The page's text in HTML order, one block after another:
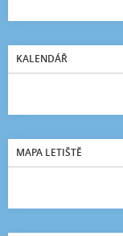
KALENDÁŘ
MAPA LETIŠTĚ